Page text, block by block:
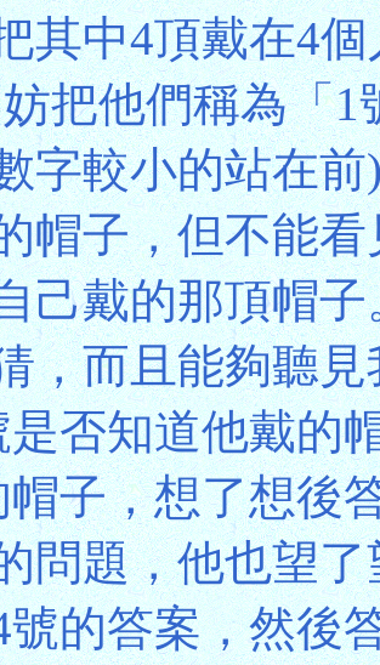
其中4頂戴在4
把他們稱為「1
字較小的站在
帽子，但不能
己戴的那頂帽
，而且能夠聽
是否知道他戴的
帽子，想了想後
問題，他也望
號的答案，然後